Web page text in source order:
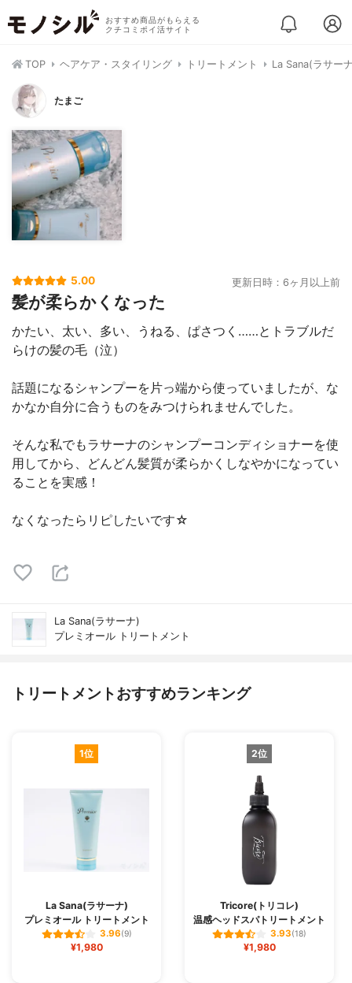
おすすめ商品がもらえる
クチコミポイ活サイト
TOP ヘアケア・スタイリング トリートメント La Sana(ラサー
たまご
5.00 更新日時：6ヶ月以上前
髪が柔らかくなった
かたい、太い、多い、うねる、ぱさつく……とトラブルだ
らけの髪の毛（泣）
話題になるシャンプーを片っ端から使っていましたが、な
かなか自分に合うものをみつけられませんでした。
そんな私でもラサーナのシャンプーコンディショナーを使
用してから、どんどん髪質が柔らかくしなやかになってい
ることを実感！
なくなったらリピしたいです☆
La Sana(ラサーナ)
プレミオール トリートメント
トリートメントおすすめランキング
1位
La Sana(ラサーナ)
プレミオール トリートメント
3.96(9)
¥1,980
2位
Tricore(トリコレ)
温感ヘッドスパトリートメント
3.93(18)
¥1,980